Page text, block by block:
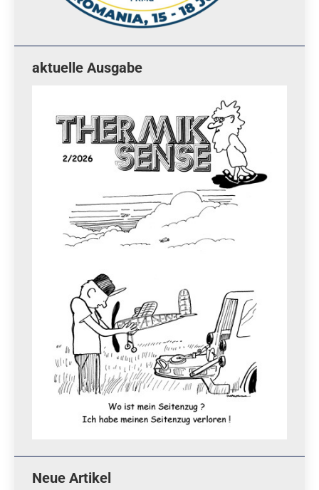
aktuelle Ausgabe
Neue Artikel